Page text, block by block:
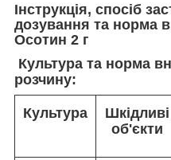
Інструкція, спосіб
дозування та норма
Осотин 2 г
Культура та норма
розчину:
Культура
Шкідливі
об'єкти